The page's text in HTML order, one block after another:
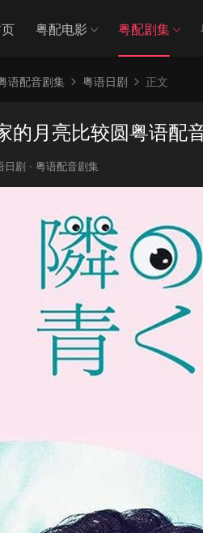
粤配电影 粤配剧集
语配音剧集 粤语日剧 正文
的月亮比较圆粤语配
日剧 · 粤语配音剧集